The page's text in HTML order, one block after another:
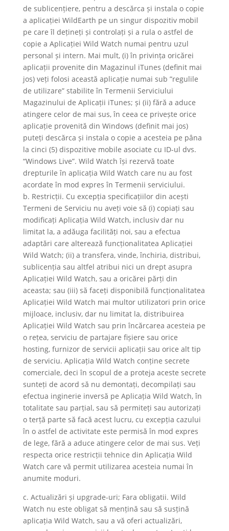
de sublicențiere, pentru a descărca și instala o copie
a aplicației WildEarth pe un singur dispozitiv mobil
pe care îl dețineți și controlați și a rula o astfel de
copie a Aplicației Wild Watch numai pentru uzul
personal și intern. Mai mult, (i) în privința oricărei
aplicații provenite din Magazinul iTunes (definit mai
jos) veți folosi această aplicație numai sub ”regulile
de utilizare” stabilite în Termenii Serviciului
Magazinului de Aplicații iTunes; și (ii) fără a aduce
atingere celor de mai sus, în ceea ce privește orice
aplicație provenită din Windows (definit mai jos)
puteți descărca și instala o copie a acesteia pe pâna
la cinci (5) dispozitive mobile asociate cu ID-ul dvs.
“Windows Live”. Wild Watch își rezervă toate
drepturile în aplicația Wild Watch care nu au fost
acordate în mod expres în Termenii serviciului.
b. Restricții. Cu excepția specificațiilor din acești
Termeni de Serviciu nu aveți voie să (i) copiați sau
modificați Aplicația Wild Watch, inclusiv dar nu
limitat la, a adăuga facilități noi, sau a efectua
adaptări care alterează funcționalitatea Aplicației
Wild Watch; (ii) a transfera, vinde, închiria, distribui,
sublicenția sau altfel atribui nici un drept asupra
Aplicației Wild Watch, sau a oricărei părți din
aceasta; sau (iii) să faceți disponibilă funcționalitatea
Aplicației Wild Watch mai multor utilizatori prin orice
mijloace, inclusiv, dar nu limitat la, distribuirea
Aplicației Wild Watch sau prin încărcarea acesteia pe
o rețea, serviciu de partajare fișiere sau orice
hosting, furnizor de servicii aplicații sau orice alt tip
de serviciu. Aplicația Wild Watch conține secrete
comerciale, deci în scopul de a proteja aceste secrete
sunteți de acord să nu demontați, decompilați sau
efectua inginerie inversă pe Aplicația Wild Watch, în
totalitate sau parțial, sau să permiteți sau autorizați
o terță parte să facă acest lucru, cu excepția cazului
în o astfel de activitate este permisă în mod expres
de lege, fără a aduce atingere celor de mai sus. Veți
respecta orice restricții tehnice din Aplicația Wild
Watch care vă permit utilizarea acesteia numai în
anumite moduri.
c. Actualizări și upgrade-uri; Fara obligatii. Wild
Watch nu este obligat să mențină sau să susțină
aplicația Wild Watch, sau a vă oferi actualizări,